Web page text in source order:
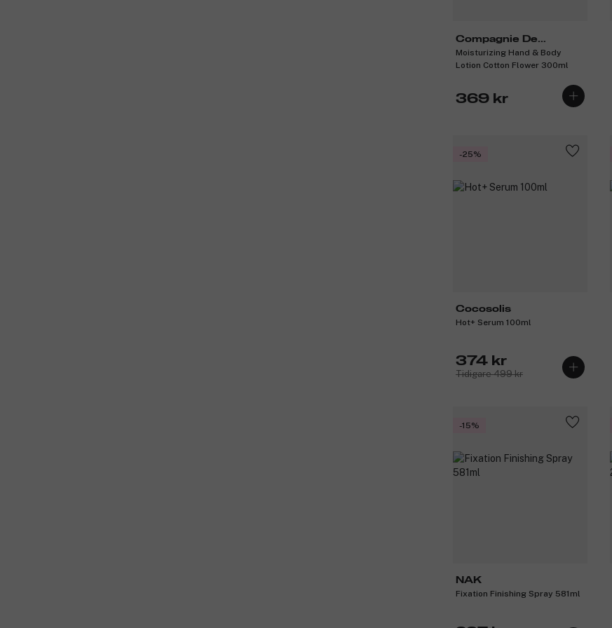
Compagnie De
Provence
Moisturizing Hand & Body
Lotion Cotton Flower 300ml
369 kr
-25%
Cocosolis
Hot+ Serum 100ml
374 kr
Tidigare 499 kr
-15%
NAK
Fixation Finishing Spray 581ml